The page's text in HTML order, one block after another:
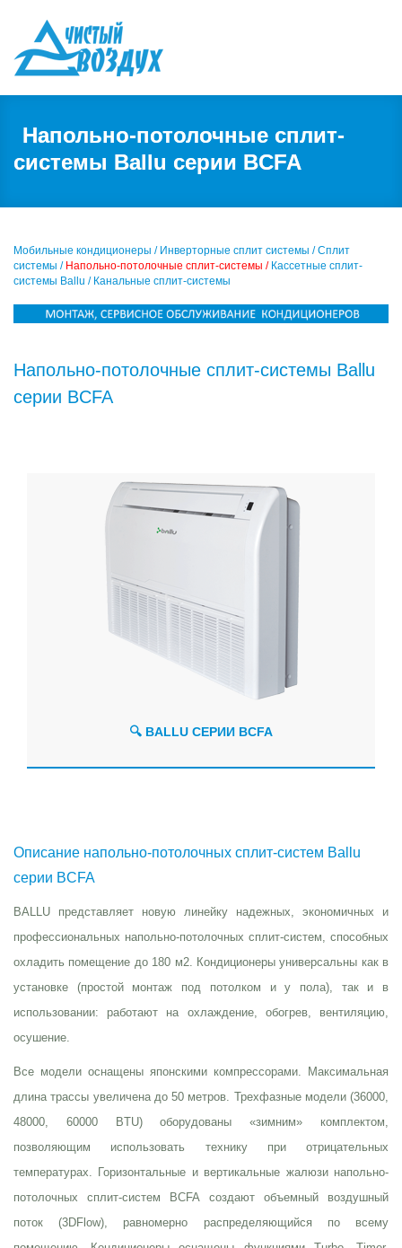
Напольно-потолочные сплит-
системы Ballu серии BCFA
Мобильные кондиционеры / Инверторные сплит системы / Сплит
системы / Напольно-потолочные сплит-системы / Кассетные сплит-
системы Ballu / Канальные сплит-системы
Напольно-потолочные сплит-системы Ballu
серии BCFA
🔍 BALLU СЕРИИ BCFA
Описание напольно-потолочных сплит-систем Ballu
серии BCFA
BALLU представляет новую линейку надежных, экономичных и
профессиональных напольно-потолочных сплит-систем, способных
охладить помещение до 180 м2. Кондиционеры универсальны как в
установке (простой монтаж под потолком и у пола), так и в
использовании: работают на охлаждение, обогрев, вентиляцию,
осушение.
Все модели оснащены японскими компрессорами. Максимальная
длина трассы увеличена до 50 метров. Трехфазные модели (36000,
48000, 60000 BTU) оборудованы «зимним» комплектом,
позволяющим использовать технику при отрицательных
температурах. Горизонтальные и вертикальные жалюзи напольно­
потолочных сплит-­систем BCFA создают объемный воздушный
поток (3D­Flow), равномерно распределяющийся по всему